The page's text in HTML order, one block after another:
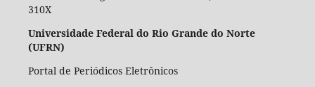
310X
Universidade Federal do Rio Grande do Norte
(UFRN)
Portal de Periódicos Eletrônicos